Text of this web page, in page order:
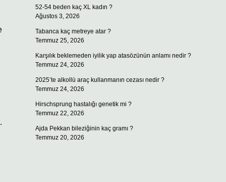
52-54 beden kaç XL kadın ?
Ağustos 3, 2026
Tabanca kaç metreye atar ?
Temmuz 25, 2026
Karşılık beklemeden iyilik yap atasözünün anlamı nedir ?
Temmuz 24, 2026
2025’te alkollü araç kullanmanın cezası nedir ?
Temmuz 24, 2026
Hirschsprung hastalığı genetik mi ?
Temmuz 22, 2026
Ajda Pekkan bileziğinin kaç gramı ?
Temmuz 20, 2026